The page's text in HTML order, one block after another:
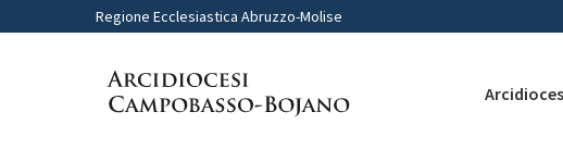
Regione Ecclesiastica Abruzzo-Molise